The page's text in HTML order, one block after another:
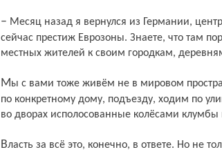
– Месяц назад я вернулся из Германии, центра Европы, государства, которое спасает
сейчас престиж Еврозоны. Знаете, что там
местных жителей к своим городкам,
Мы с вами тоже живём не в мировом пространстве, а взаимодействуем с соседями
по конкретному дому, подъезду, ходим по
во дворах исполосованные колёсами клумбы
Власть за всё это, конечно, в ответе. Но не только власть, а и мы сами. Надо учиться